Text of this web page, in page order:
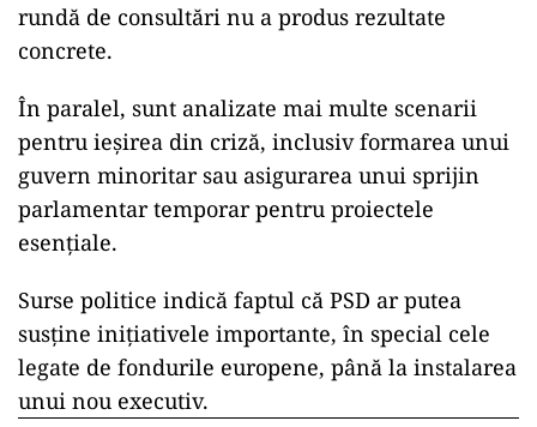
rundă de consultări nu a produs rezultate
concrete.
În paralel, sunt analizate mai multe scenarii
pentru ieșirea din criză, inclusiv formarea unui
guvern minoritar sau asigurarea unui sprijin
parlamentar temporar pentru proiectele
esențiale.
Surse politice indică faptul că PSD ar putea
susține inițiativele importante, în special cele
legate de fondurile europene, până la instalarea
unui nou executiv.